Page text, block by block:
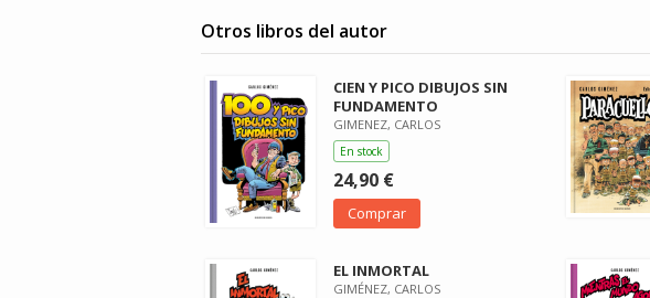
Otros libros del autor
CIEN Y PICO DIBUJOS SIN
FUNDAMENTO
GIMENEZ, CARLOS
En stock
24,90 €
Comprar
EL INMORTAL
GIMÉNEZ, CARLOS